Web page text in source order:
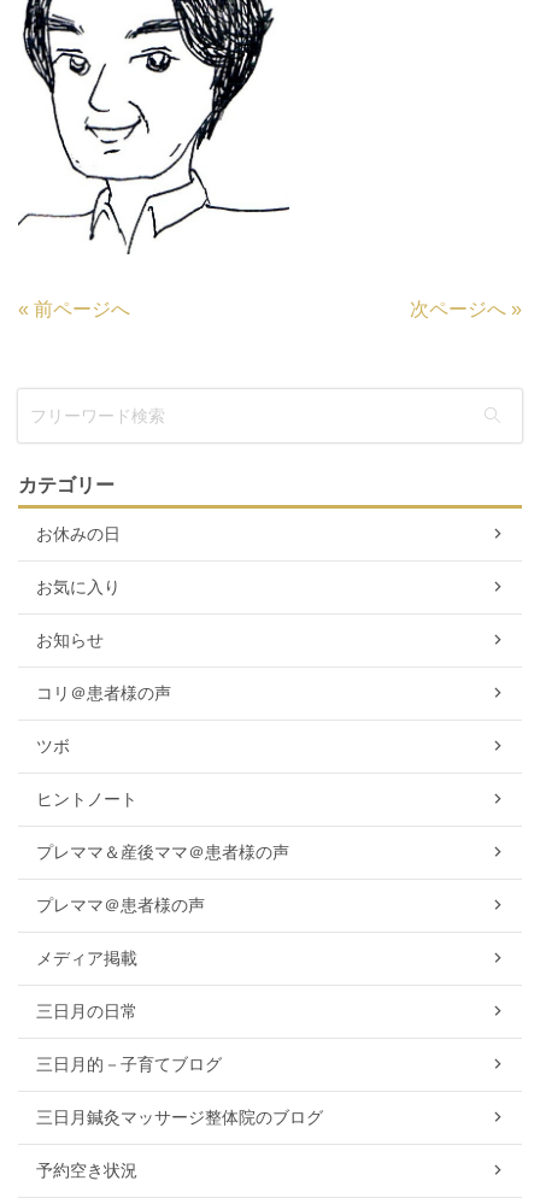
« 前ページへ 次ページへ »
カテゴリー
お休みの日
お気に入り
お知らせ
コリ＠患者様の声
ツボ
ヒントノート
プレママ＆産後ママ＠患者様の声
プレママ＠患者様の声
メディア掲載
三日月の日常
三日月的－子育てブログ
三日月鍼灸マッサージ整体院のブログ
予約空き状況